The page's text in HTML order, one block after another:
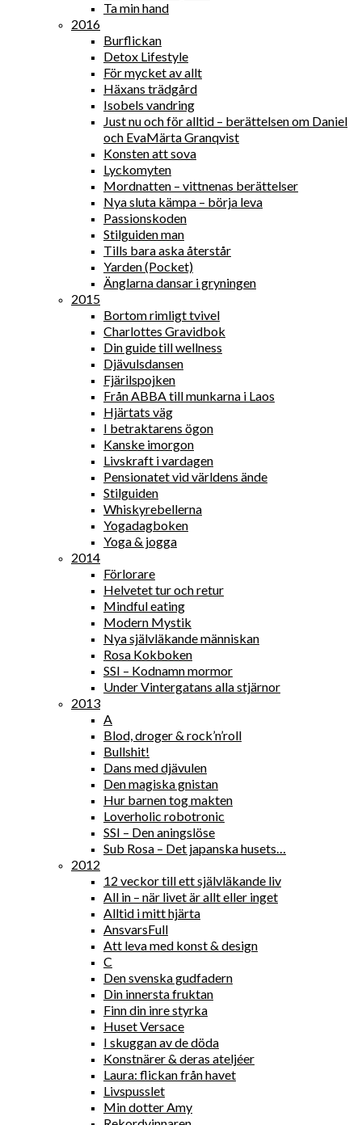
Ta min hand
2016
Burflickan
Detox Lifestyle
För mycket av allt
Häxans trädgård
Isobels vandring
Just nu och för alltid – berättelsen om Daniel
och EvaMärta Granqvist
Konsten att sova
Lyckomyten
Mordnatten – vittnenas berättelser
Nya sluta kämpa – börja leva
Passionskoden
Stilguiden man
Tills bara aska återstår
Yarden (Pocket)
Änglarna dansar i gryningen
2015
Bortom rimligt tvivel
Charlottes Gravidbok
Din guide till wellness
Djävulsdansen
Fjärilspojken
Från ABBA till munkarna i Laos
Hjärtats väg
I betraktarens ögon
Kanske imorgon
Livskraft i vardagen
Pensionatet vid världens ände
Stilguiden
Whiskyrebellerna
Yogadagboken
Yoga & jogga
2014
Förlorare
Helvetet tur och retur
Mindful eating
Modern Mystik
Nya självläkande människan
Rosa Kokboken
SSI – Kodnamn mormor
Under Vintergatans alla stjärnor
2013
A
Blod, droger & rock’n’roll
Bullshit!
Dans med djävulen
Den magiska gnistan
Hur barnen tog makten
Loverholic robotronic
SSI – Den aningslöse
Sub Rosa – Det japanska husets…
2012
12 veckor till ett självläkande liv
All in – när livet är allt eller inget
Alltid i mitt hjärta
AnsvarsFull
Att leva med konst & design
C
Den svenska gudfadern
Din innersta fruktan
Finn din inre styrka
Huset Versace
I skuggan av de döda
Konstnärer & deras ateljéer
Laura: flickan från havet
Livspusslet
Min dotter Amy